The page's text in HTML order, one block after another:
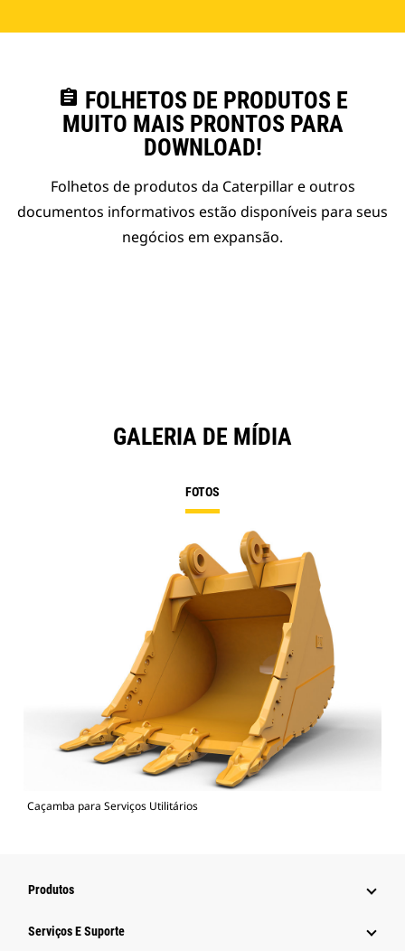
assignment FOLHETOS DE PRODUTOS E
MUITO MAIS PRONTOS PARA
DOWNLOAD!
Folhetos de produtos da Caterpillar e outros
documentos informativos estão disponíveis para seus
negócios em expansão.
GALERIA DE MÍDIA
FOTOS
Caçamba para Serviços Utilitários
Produtos
Serviços E Suporte